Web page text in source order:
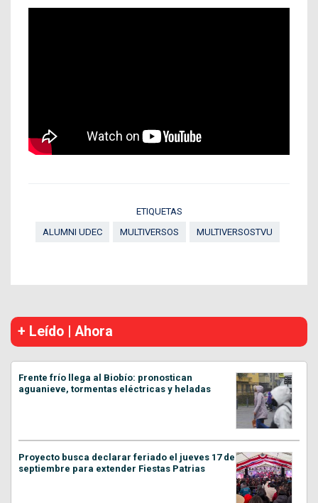
ETIQUETAS
ALUMNI UDEC
MULTIVERSOS MULTIVERSOSTVU
+ Leído | Ahora
Frente frío llega al Biobío: pronostican
aguanieve, tormentas eléctricas y heladas
Proyecto busca declarar feriado el jueves 17 de
septiembre para extender Fiestas Patrias